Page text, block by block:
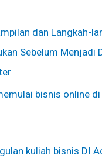
dan Langkah-
Sebelum Menjadi
bisnis online
kuliah bisnis DI